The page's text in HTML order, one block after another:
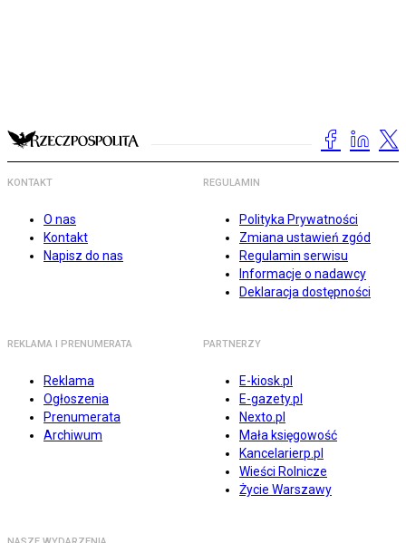
KONTAKT
O nas
Kontakt
Napisz do nas
REGULAMIN
Polityka Prywatności
Zmiana ustawień zgód
Regulamin serwisu
Informacje o nadawcy
Deklaracja dostępności
REKLAMA I PRENUMERATA
Reklama
Ogłoszenia
Prenumerata
Archiwum
PARTNERZY
E-kiosk.pl
E-gazety.pl
Nexto.pl
Mała księgowość
Kancelarierp.pl
Wieści Rolnicze
Życie Warszawy